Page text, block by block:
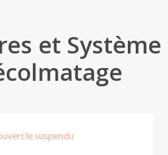
et Système
suspendu